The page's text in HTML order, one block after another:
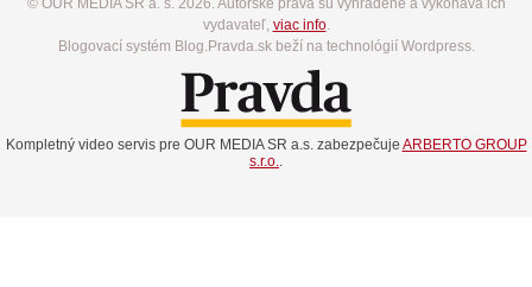
vydavateľ, viac info.
Blogovací systém Blog.Pravda.sk beží na technológií Wordpress.
Kompletný video servis pre OUR MEDIA SR a.s. zabezpečuje ARBERTO GROUP
s.r.o.